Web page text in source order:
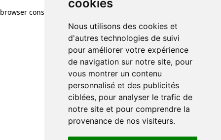
cookies
Nous utilisons des cookies et
d'autres technologies de suivi
pour améliorer votre expérience
de navigation sur notre site, pour
vous montrer un contenu
personnalisé et des publicités
ciblées, pour analyser le trafic de
notre site et pour comprendre la
provenance de nos visiteurs.
browser console for more information)